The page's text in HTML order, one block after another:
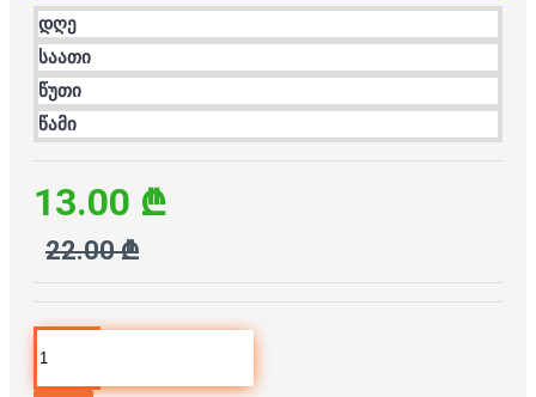
დღე
საათი
წუთი
წამი
13.00 ₾
22.00 ₾